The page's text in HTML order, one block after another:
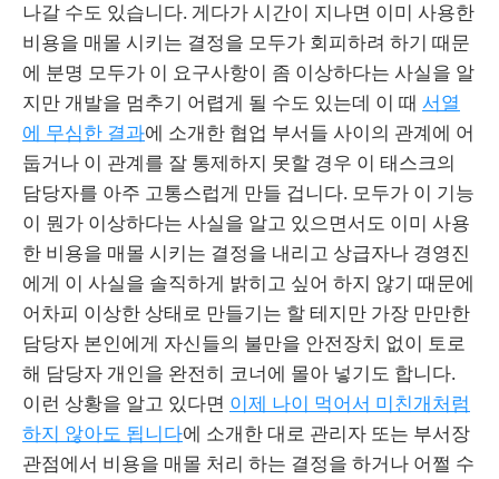
나갈 수도 있습니다. 게다가 시간이 지나면 이미 사용한
비용을 매몰 시키는 결정을 모두가 회피하려 하기 때문
에 분명 모두가 이 요구사항이 좀 이상하다는 사실을 알
지만 개발을 멈추기 어렵게 될 수도 있는데 이 때 서열
에 무심한 결과에 소개한 협업 부서들 사이의 관계에 어
둡거나 이 관계를 잘 통제하지 못할 경우 이 태스크의
담당자를 아주 고통스럽게 만들 겁니다. 모두가 이 기능
이 뭔가 이상하다는 사실을 알고 있으면서도 이미 사용
한 비용을 매몰 시키는 결정을 내리고 상급자나 경영진
에게 이 사실을 솔직하게 밝히고 싶어 하지 않기 때문에
어차피 이상한 상태로 만들기는 할 테지만 가장 만만한
담당자 본인에게 자신들의 불만을 안전장치 없이 토로
해 담당자 개인을 완전히 코너에 몰아 넣기도 합니다.
이런 상황을 알고 있다면 이제 나이 먹어서 미친개처럼
하지 않아도 됩니다에 소개한 대로 관리자 또는 부서장
관점에서 비용을 매몰 처리 하는 결정을 하거나 어쩔 수